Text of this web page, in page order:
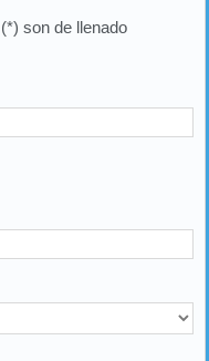
son de llenado